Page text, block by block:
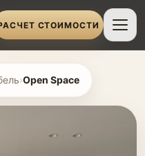
СТОИМОСТИ
›Open Space